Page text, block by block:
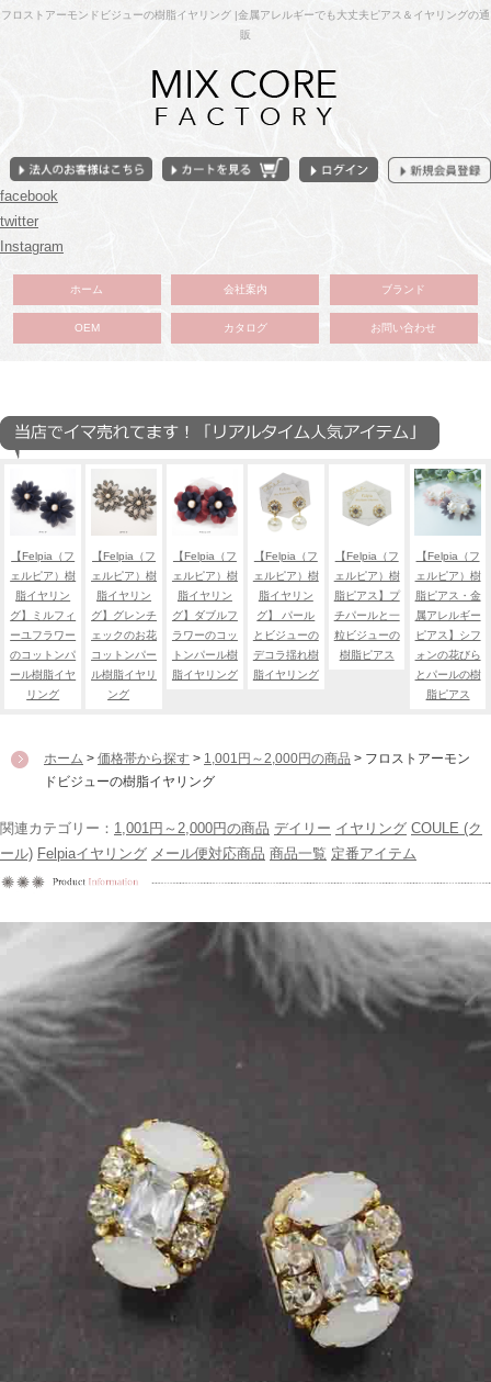
フロストアーモンドビジューの樹脂イヤリング |金属アレルギーでも大丈夫ピアス＆イヤリングの通
販
facebook
twitter
Instagram
ホーム 会社案内 ブランド
OEM カタログ お問い合わせ
【Felpia（フ
ェルピア）樹
脂イヤリン
グ】ミルフィ
ーユフラワー
のコットンパ
ール樹脂イヤ
リング
【Felpia（フ
ェルピア）樹
脂イヤリン
グ】グレンチ
ェックのお花
コットンパー
ル樹脂イヤリ
ング
【Felpia（フ
ェルピア）樹
脂イヤリン
グ】ダブルフ
ラワーのコッ
トンパール樹
脂イヤリング
【Felpia（フ
ェルピア）樹
脂イヤリン
グ】 パール
とビジューの
デコラ揺れ樹
脂イヤリング
【Felpia（フ
ェルピア）樹
脂ピアス】プ
チパールと一
粒ビジューの
樹脂ピアス
【Felpia（フ
ェルピア）樹
脂ピアス・金
属アレルギー
ピアス】シフ
ォンの花びら
とパールの樹
脂ピアス
ホーム > 価格帯から探す > 1,001円～2,000円の商品 > フロストアーモン
ドビジューの樹脂イヤリング
関連カテゴリー： 1,001円～2,000円の商品 デイリー イヤリング COULE (ク
ール) Felpiaイヤリング メール便対応商品 商品一覧 定番アイテム